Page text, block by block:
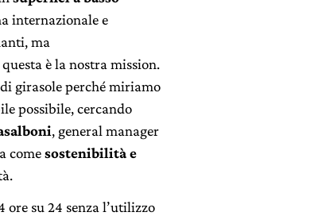
internazionale e
ma
è la nostra mission.
di girasole perché miriamo
possibile, cercando
, general manager
comesostenibilitàe
su 24 senza l’utilizzo